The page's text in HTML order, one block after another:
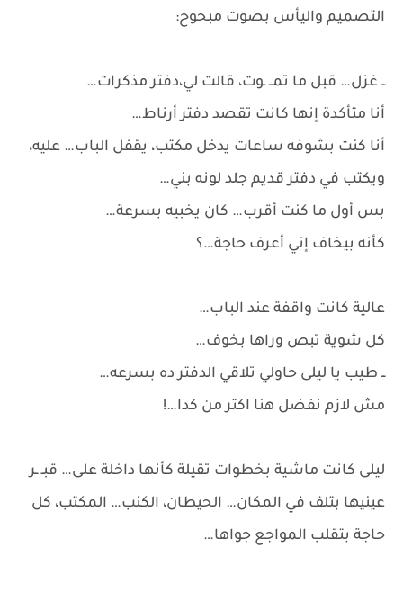
التصميم واليأس بصوت مبحوح:
ــ غزل… قبل ما تمــ ـوت، قالت لي،دفتر مذكرات…
أنا متأكدة إنها كانت تقصد دفتر أرناط…
أنا كنت بشوفه ساعات يدخل مكتب، يقفل الباب… عليه،
ويكتب في دفتر قديم جلد لونه بني…
بس أول ما كنت أقرب… كان يخبيه بسرعة…
كأنه بيخاف إني أعرف حاجة…؟
عالية كانت واقفة عند الباب…
كل شوية تبص وراها بخوف…
ــ طيب يا ليلى حاولي تلاقي الدفتر ده بسرعه…
مش لازم نفضل هنا اكتر من كدا…!
ليلى كانت ماشية بخطوات تقيلة كأنها داخلة على… قبـ ـر
عينيها بتلف في المكان… الحيطان، الكنب… المكتب، كل
حاجة بتقلب المواجع جواها…